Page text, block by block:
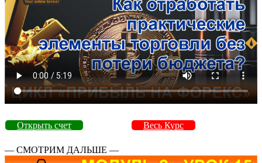
Открыть счет Весь Курс
— СМОТРИМ ДАЛЬШЕ —